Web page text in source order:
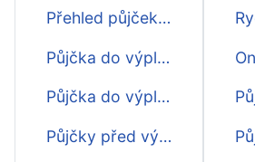
Přehled půjček do výplaty
Půjčka do výplaty i o víkendu
Půjčka do výplaty na měsíc
Půjčky před výplatou ihned